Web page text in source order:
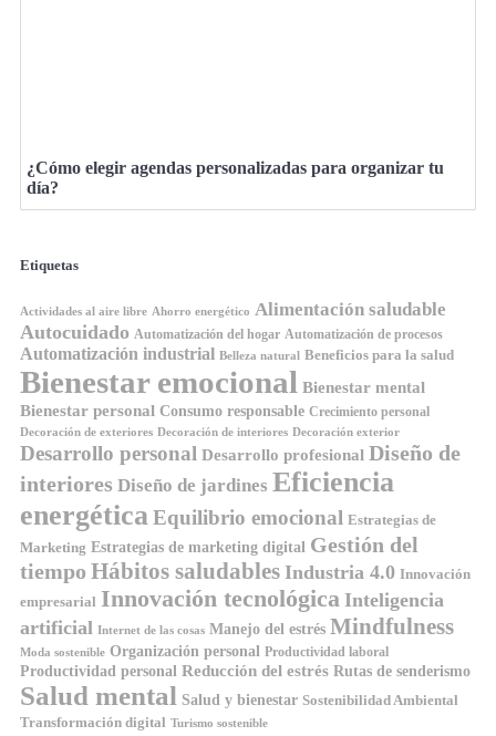
¿Cómo elegir agendas personalizadas para organizar tu
día?
Etiquetas
Actividades al aire libre Ahorro energético Alimentación saludable
Autocuidado Automatización del hogar Automatización de procesos
Automatización industrial Belleza natural Beneficios para la salud
Bienestar emocional Bienestar mental
Bienestar personal Consumo responsable Crecimiento personal
Decoración de exteriores Decoración de interiores Decoración exterior
Desarrollo personal Desarrollo profesional Diseño de
interiores Diseño de jardines Eficiencia
energéticaEquilibrio emocional Estrategias de
Marketing Estrategias de marketing digital Gestión del
tiempo Hábitos saludables Industria 4.0 Innovación
empresarial Innovación tecnológica Inteligencia
artificial Internet de las cosas Manejo del estrés Mindfulness
Moda sostenible Organización personal Productividad laboral
Productividad personal Reducción del estrés Rutas de senderismo
Salud mental Salud y bienestar Sostenibilidad Ambiental
Transformación digital Turismo sostenible